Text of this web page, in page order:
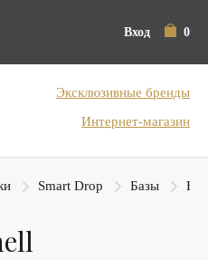
Вход 0
Эксклюзивные бренды
Интернет-магазин
Smart Drop Базы